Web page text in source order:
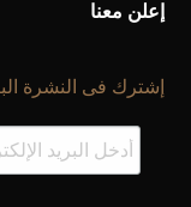
إعلن معنا
إشترك فى النشرة